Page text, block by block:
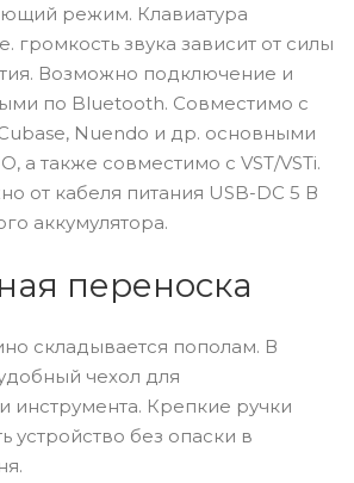
режим. Клавиатура
громкость звука зависит от силы
Возможно подключение и
по Bluetooth. Совместимо с
Nuendo и др. основными
а также совместимо с VST/VSTi.
от кабеля питания USB-DC 5 В
аккумулятора.
переноска
складывается пополам. В
чехол для
инструмента. Крепкие ручки
устройство без опаски в